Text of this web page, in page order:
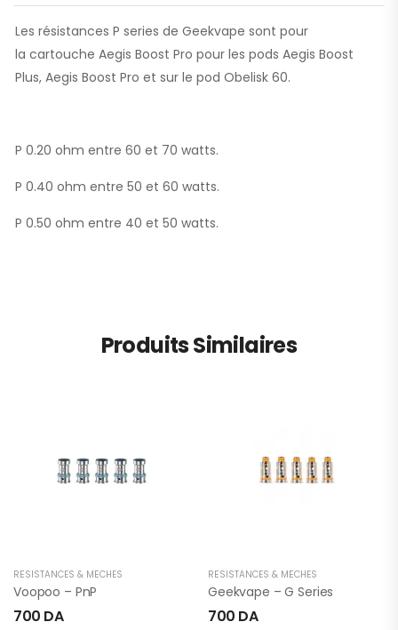
Les résistances P series de Geekvape sont pour
la cartouche Aegis Boost Pro pour les pods Aegis Boost
Plus, Aegis Boost Pro et sur le pod Obelisk 60.
P 0.20 ohm entre 60 et 70 watts.
P 0.40 ohm entre 50 et 60 watts.
P 0.50 ohm entre 40 et 50 watts.
Produits Similaires
RÉSISTANCES & MÈCHES
Voopoo – PnP
700 DA
RÉSISTANCES & MÈCHES
Geekvape – G Series
700 DA